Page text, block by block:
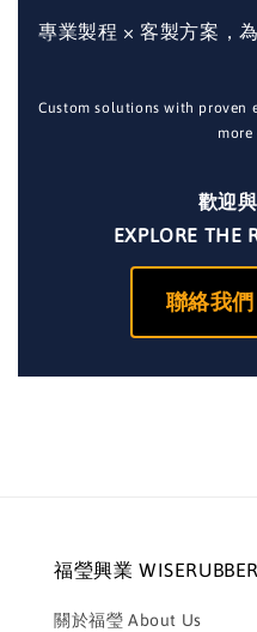
專業製程 × 客製方案，
Custom solutions with proven
歡迎
EXPLORE THE
聯絡我
福瑩興業 WISERUBBER
關於福瑩 About Us